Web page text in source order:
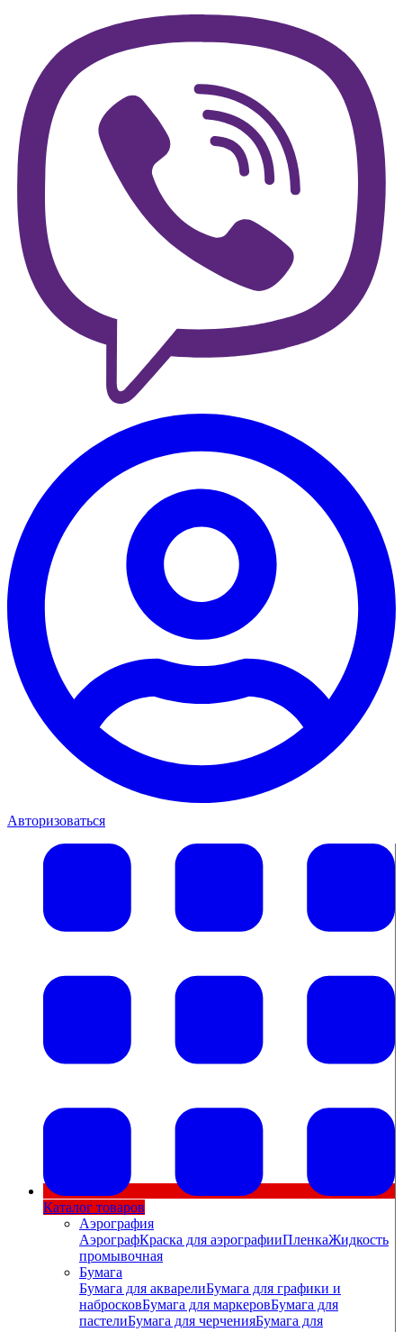
Авторизоваться
Каталог товаров
Аэрография
АэрографКраска для аэрографииПленкаЖидкость
промывочная
Бумага
Бумага для акварелиБумага для графики и
набросковБумага для маркеровБумага для
пастелиБумага для черченияБумага для